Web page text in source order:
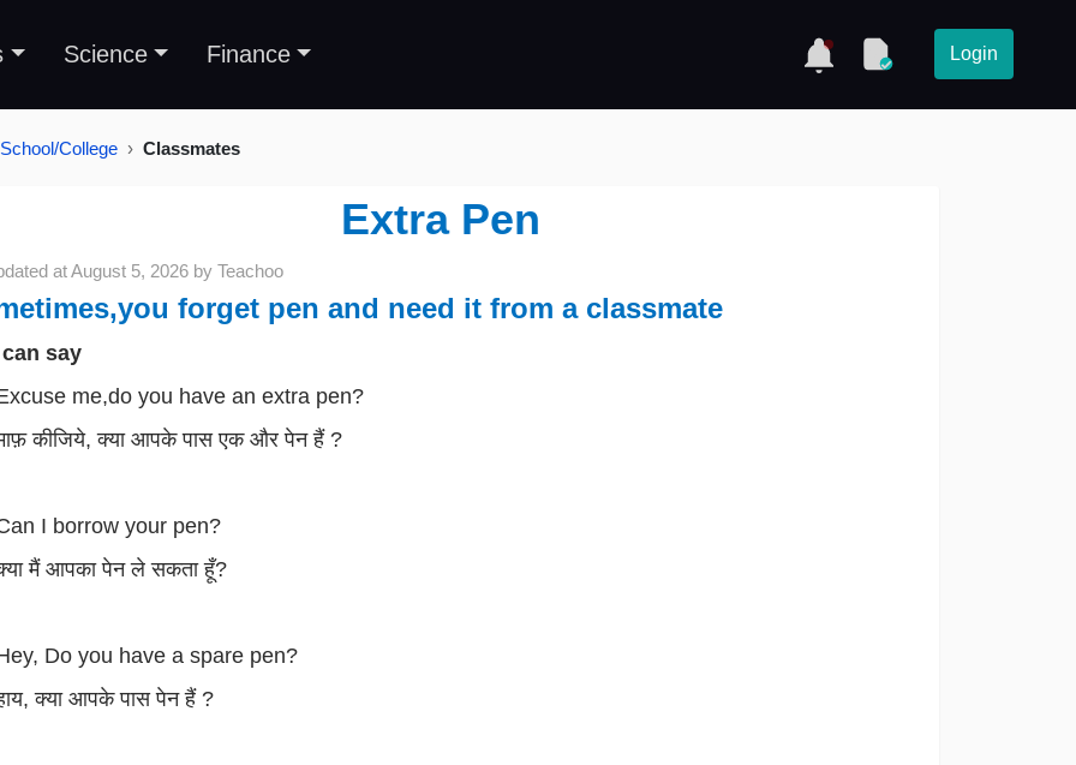
Science Finance Login
School/College Classmates
Extra Pen
atAugust 5, 2026 by Teachoo
forget pen and need it from a classmate
say
me,do you have an extra pen?
कीजिये, क्या आपके पास एक और पेन हैं ?
I borrow your pen?
मैं आपका पेन ले सकता हूँ?
Do you have a spare pen?
क्या आपके पास पेन हैं ?